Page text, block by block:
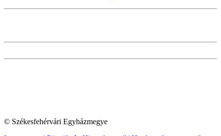
© Székesfehérvári Egyházmegye